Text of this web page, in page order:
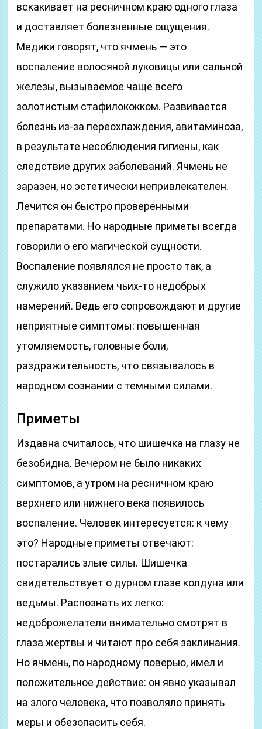
вскакивает на ресничном краю одного глаза
и доставляет болезненные ощущения.
Медики говорят, что ячмень — это
воспаление волосяной луковицы или сальной
железы, вызываемое чаще всего
золотистым стафилококком. Развивается
болезнь из-за переохлаждения, авитаминоза,
в результате несоблюдения гигиены, как
следствие других заболеваний. Ячмень не
заразен, но эстетически непривлекателен.
Лечится он быстро проверенными
препаратами. Но народные приметы всегда
говорили о его магической сущности.
Воспаление появлялся не просто так, а
служило указанием чьих-то недобрых
намерений. Ведь его сопровождают и другие
неприятные симптомы: повышенная
утомляемость, головные боли,
раздражительность, что связывалось в
народном сознании с темными силами.
Приметы
Издавна считалось, что шишечка на глазу не
безобидна. Вечером не было никаких
симптомов, а утром на ресничном краю
верхнего или нижнего века появилось
воспаление. Человек интересуется: к чему
это? Народные приметы отвечают:
постарались злые силы. Шишечка
свидетельствует о дурном глазе колдуна или
ведьмы. Распознать их легко:
недоброжелатели внимательно смотрят в
глаза жертвы и читают про себя заклинания.
Но ячмень, по народному поверью, имел и
положительное действие: он явно указывал
на злого человека, что позволяло принять
меры и обезопасить себя.